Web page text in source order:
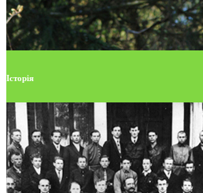
Історія